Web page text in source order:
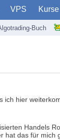
VPS Kurse
Buch
ich hier
Handels
hat das für